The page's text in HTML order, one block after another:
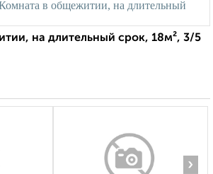
на длительный срок, 18м², 3/5
›